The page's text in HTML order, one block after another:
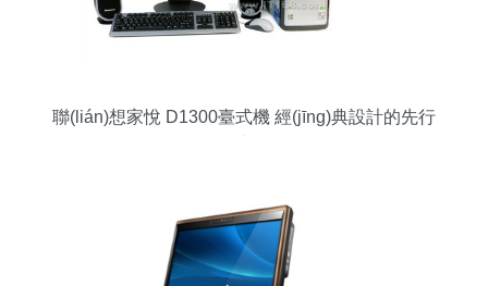
聯(lián)想家悅 D1300臺式機 經(jīng)典設計的先行